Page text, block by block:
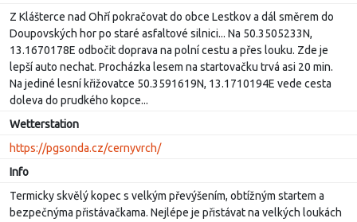
Z Klášterce nad Ohří pokračovat do obce Lestkov a dál směrem do
Doupovských hor po staré asfaltové silnici... Na 50.3505233N,
13.1670178E odbočit doprava na polní cestu a přes louku. Zde je
lepší auto nechat. Procházka lesem na startovačku trvá asi 20 min.
Na jediné lesní křižovatce 50.3591619N, 13.1710194E vede cesta
doleva do prudkého kopce...
Wetterstation
https://pgsonda.cz/cernyvrch/
Info
Termicky skvělý kopec s velkým převýšením, obtížným startem a
bezpečnýma přistávačkama. Nejlépe je přistávat na velkých loukách